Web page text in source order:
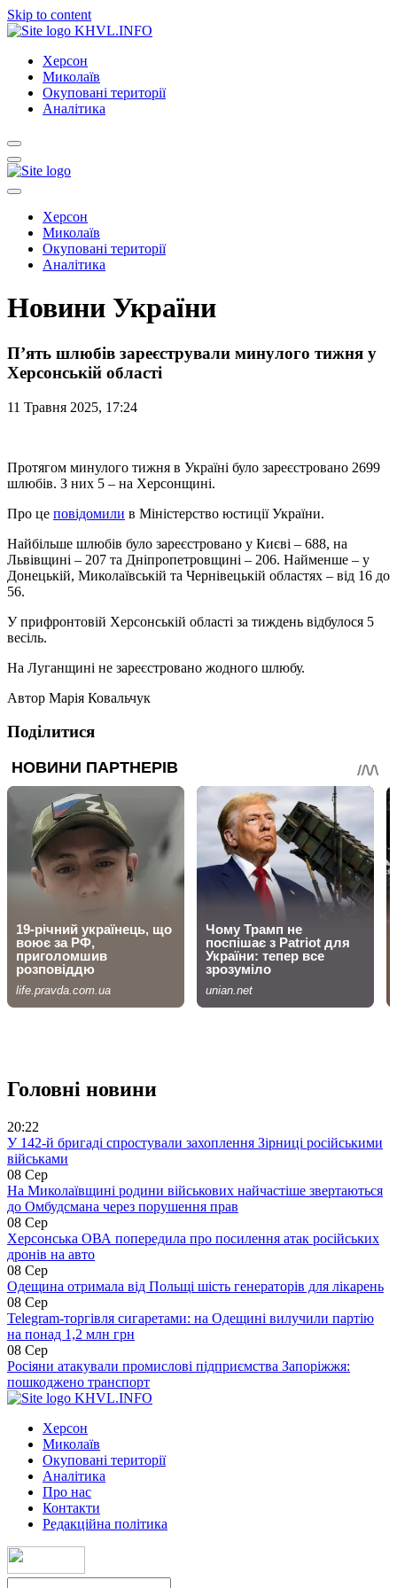
Skip to content
KHVL.INFO
Херсон
Миколаїв
Окуповані території
Аналітика
Херсон
Миколаїв
Окуповані території
Аналітика
Новини України
П’ять шлюбів зареєстрували минулого тижня у
Херсонській області
11 Травня 2025, 17:24
Протягом минулого тижня в Україні було зареєстровано 2699
шлюбів. З них 5 – на Херсонщині.
Про це повідомили в Міністерство юстиції України.
Найбільше шлюбів було зареєстровано у Києві – 688, на
Львівщині – 207 та Дніпропетровщині – 206. Найменше – у
Донецькій, Миколаївській та Чернівецькій областях – від 16 до
56.
У прифронтовій Херсонській області за тиждень відбулося 5
весіль.
На Луганщині не зареєстровано жодного шлюбу.
Автор Марія Ковальчук
Поділитися
Головні новини
20:22
У 142-й бригаді спростували захоплення Зірниці російськими
військами
08 Сер
На Миколаївщині родини військових найчастіше звертаються
до Омбудсмана через порушення прав
08 Сер
Херсонська ОВА попередила про посилення атак російських
дронів на авто
08 Сер
Одещина отримала від Польщі шість генераторів для лікарень
08 Сер
Telegram-торгівля сигаретами: на Одещині вилучили партію
на понад 1,2 млн грн
08 Сер
Росіяни атакували промислові підприємства Запоріжжя:
пошкоджено транспорт
KHVL.INFO
Херсон
Миколаїв
Окуповані території
Аналітика
Про нас
Контакти
Редакційна політика